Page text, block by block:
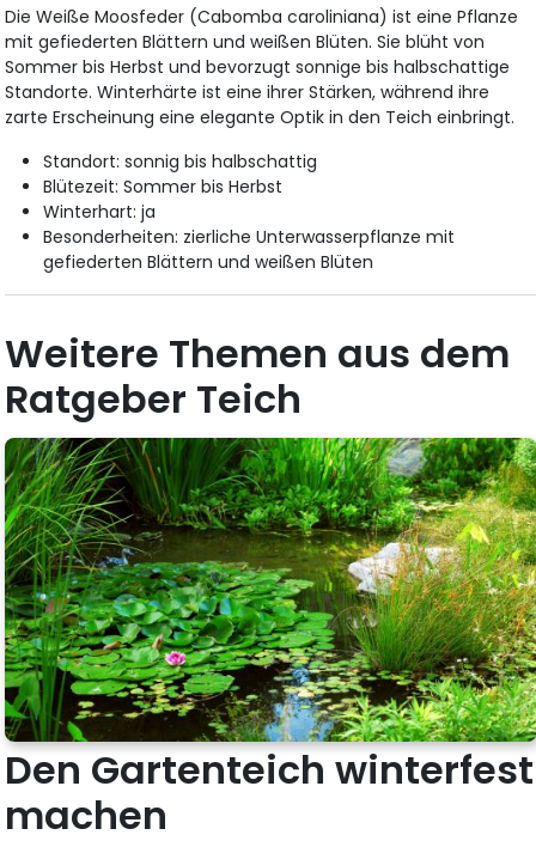
Die Weiße Moosfeder (Cabomba caroliniana) ist eine Pflanze
mit gefiederten Blättern und weißen Blüten. Sie blüht von
Sommer bis Herbst und bevorzugt sonnige bis halbschattige
Standorte. Winterhärte ist eine ihrer Stärken, während ihre
zarte Erscheinung eine elegante Optik in den Teich einbringt.
Standort: sonnig bis halbschattig
Blütezeit: Sommer bis Herbst
Winterhart: ja
Besonderheiten: zierliche Unterwasserpflanze mit
gefiederten Blättern und weißen Blüten
Weitere Themen aus dem
Ratgeber Teich
Den Gartenteich winterfest
machen